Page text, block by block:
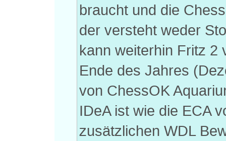
braucht und die
der versteht weder
kann weiterhin Fritz 2
Ende des Jahres
von ChessOK
IDeA ist wie die ECA
zusätzlichen WDL